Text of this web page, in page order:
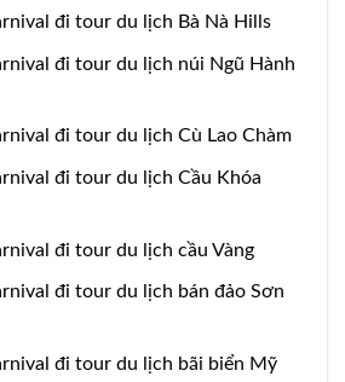
đi tour du lịch Bà Nà Hills
đi tour du lịch núi Ngũ Hành
đi tour du lịch Cù Lao Chàm
đi tour du lịch Cầu Khóa
đi tour du lịch cầu Vàng
đi tour du lịch bán đảo Sơn
đi tour du lịch bãi biển Mỹ